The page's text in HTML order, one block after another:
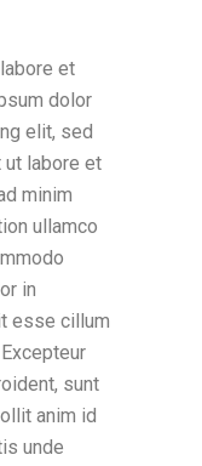
et
dolor
elit, sed
labore et
minim
ullamco
in
esse cillum
sunt
anim id
unde